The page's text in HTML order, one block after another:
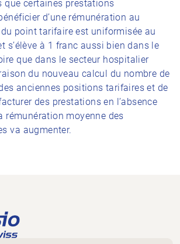
que certaines prestations
d’une rémunération au
point tarifaire est uniformisée au
s’élève à 1 franc aussi bien dans le
que dans le secteur hospitalier
du nouveau calcul du nombre de
anciennes positions tarifaires et de
des prestations en l’absence
rémunération moyenne des
va augmenter.